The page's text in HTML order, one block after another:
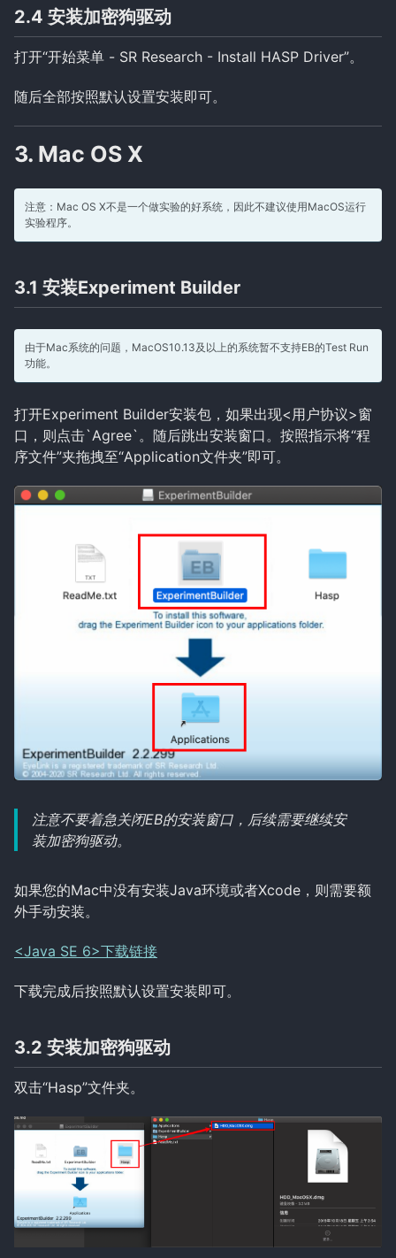
2.4 安装加密狗驱动
打开“开始菜单 - SR Research - Install HASP Driver”。
随后全部按照默认设置安装即可。
3. Mac OS X
注意：Mac OS X不是一个做实验的好系统，因此不建议使用MacOS运行
实验程序。
3.1 安装Experiment Builder
由于Mac系统的问题，MacOS10.13及以上的系统暂不支持EB的Test Run
功能。
打开Experiment Builder安装包，如果出现<用户协议>窗
口，则点击`Agree`。随后跳出安装窗口。按照指示将“程
序文件”夹拖拽至“Application文件夹”即可。
注意不要着急关闭EB的安装窗口，后续需要继续安
装加密狗驱动。
如果您的Mac中没有安装Java环境或者Xcode，则需要额
外手动安装。
<Java SE 6>下载链接
下载完成后按照默认设置安装即可。
3.2 安装加密狗驱动
双击“Hasp”文件夹。